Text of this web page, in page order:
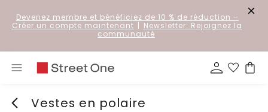
Devenez membre et bénéficiez de 10 % de réduction –
Créer un compte maintenant | Newsletter: Rejoignez la
communauté
Vestes en polaire